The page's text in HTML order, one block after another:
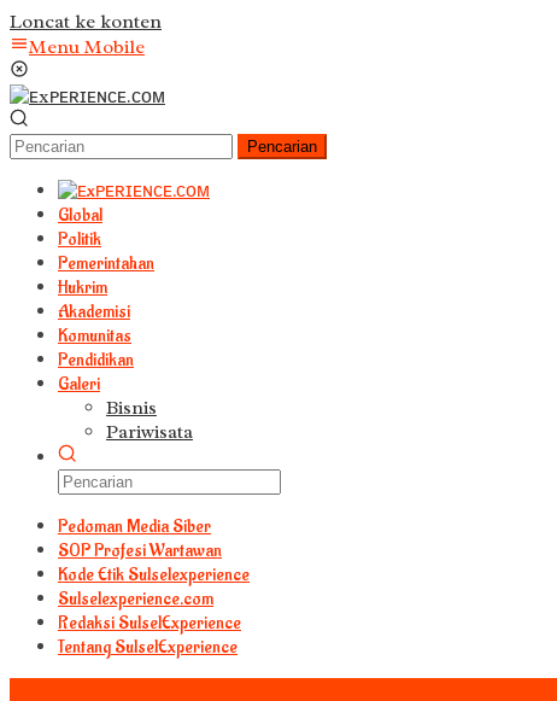
Loncat ke konten
Menu Mobile
Pencarian
Global
Politik
Pemerintahan
Hukrim
Akademisi
Komunitas
Pendidikan
Galeri
Bisnis
Pariwisata
Pedoman Media Siber
S0P Profesi Wartawan
Kode Etik Sulselexperience
Sulselexperience.com
Redaksi SulselExperience
Tentang SulselExperience